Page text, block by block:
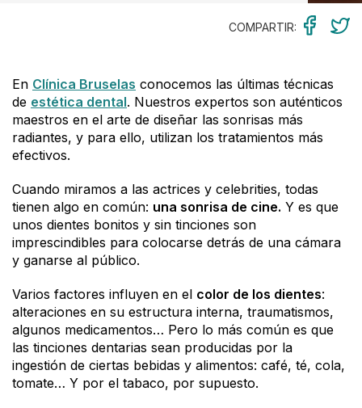
COMPARTIR:
En Clínica Bruselas conocemos las últimas técnicas
de estética dental. Nuestros expertos son auténticos
maestros en el arte de diseñar las sonrisas más
radiantes, y para ello, utilizan los tratamientos más
efectivos.
Cuando miramos a las actrices y celebrities, todas
tienen algo en común: una sonrisa de cine. Y es que
unos dientes bonitos y sin tinciones son
imprescindibles para colocarse detrás de una cámara
y ganarse al público.
Varios factores influyen en el color de los dientes:
alteraciones en su estructura interna, traumatismos,
algunos medicamentos… Pero lo más común es que
las tinciones dentarias sean producidas por la
ingestión de ciertas bebidas y alimentos: café, té, cola,
tomate… Y por el tabaco, por supuesto.